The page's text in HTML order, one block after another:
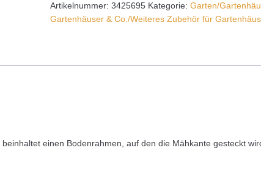
Artikelnummer:3425695 Kategorie:Garten/
Gartenhäuser & Co./Weiteres Zubehör für
einen Bodenrahmen, auf den die Mähkante gesteckt